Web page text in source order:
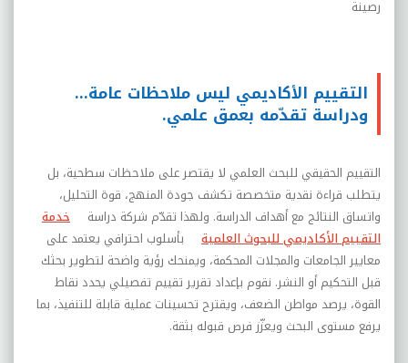
رصينة
التقييم الأكاديمي ليس ملاحظات عامة…
ودراسة تقدّمه بعمق علمي.
التقييم الحقيقي للبحث العلمي لا يقتصر على ملاحظات سطحية، بل
يتطلب قراءة نقدية متخصصة تكشف جودة المنهج، قوة التحليل،
واتساق النتائج مع أهداف الدراسة. ولهذا تقدّم شركة دراسة
خدمة
التقييم الأكاديمي للبحوث العلمية
بأسلوب احترافي يعتمد على
معايير الجامعات والمجلات المحكمة، ويمنحك رؤية واضحة لتطوير بحثك
قبل التحكيم أو النشر. نقوم بإعداد تقرير تقييم تفصيلي يحدد نقاط
القوة، يرصد مواطن الضعف، ويقترح تحسينات عملية قابلة للتنفيذ، بما
يرفع مستوى البحث ويعزّز فرص قبوله بثقة.